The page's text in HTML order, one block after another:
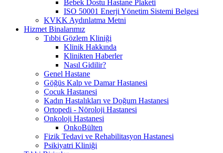
Bebek Dostu Hastane Plaketi
ISO 50001 Enerji Yönetim Sistemi Belgesi
KVKK Aydınlatma Metni
Hizmet Binalarımız
Tıbbi Gözlem Kliniği
Klinik Hakkında
Klinikten Haberler
Nasıl Gidilir?
Genel Hastane
Göğüs Kalp ve Damar Hastanesi
Çocuk Hastanesi
Kadın Hastalıkları ve Doğum Hastanesi
Ortopedi - Nöroloji Hastanesi
Onkoloji Hastanesi
OnkoBülten
Fizik Tedavi ve Rehabilitasyon Hastanesi
Psikiyatri Kliniği